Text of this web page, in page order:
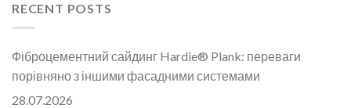
RECENT POSTS
Фіброцементний сайдинг Hardie® Plank: переваги
порівняно з іншими фасадними системами
28.07.2026